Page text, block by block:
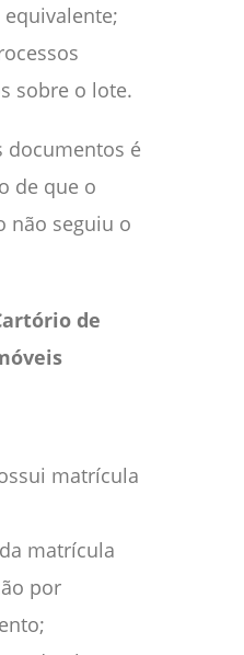
sobre o lote.
documentos é
de que o
não seguiu o
de
matrícula
matrícula
por